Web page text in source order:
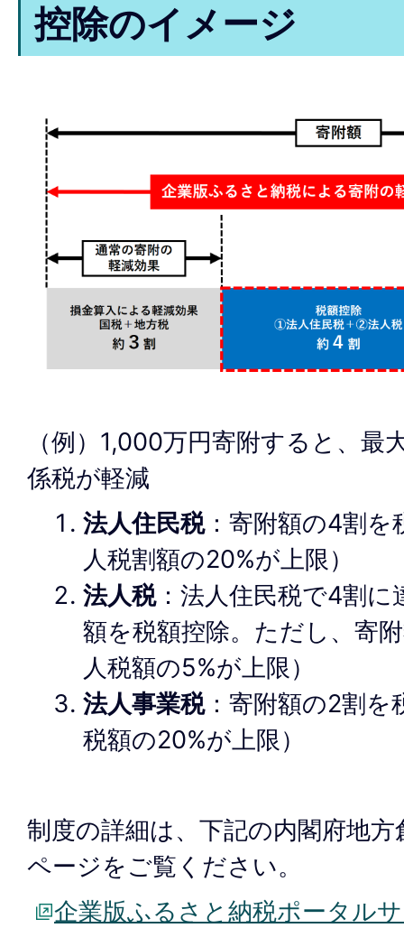
控除のイメージ
（例）1,000万円寄附すると、最
係税が軽減
法人住民税：寄附額の4割を
人税割額の20%が上限）
法人税：法人住民税で4割に
額を税額控除。ただし、寄
人税額の5%が上限）
法人事業税：寄附額の2割を
税額の20%が上限）
制度の詳細は、下記の内閣府地
ページをご覧ください。
企業版ふるさと納税ポータル